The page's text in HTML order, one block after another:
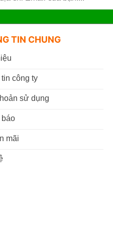
TIN CHUNG
công ty
sử dụng
mãi